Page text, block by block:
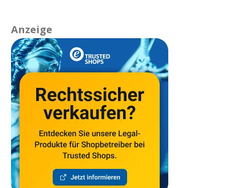
Anzeige